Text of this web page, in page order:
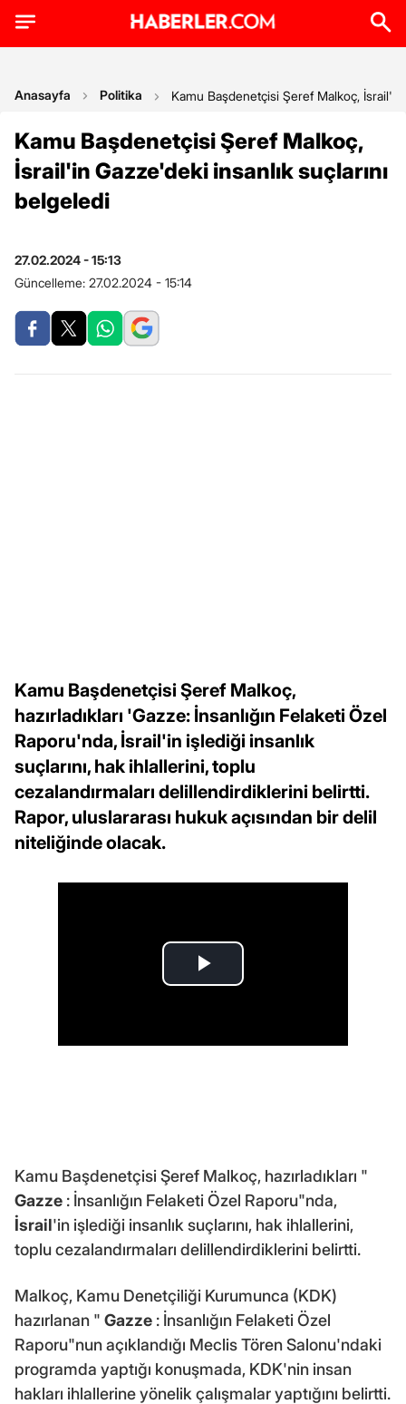
Anasayfa Politika Kamu Başdenetçisi Şeref Malkoç, İsrail'in
Kamu Başdenetçisi Şeref Malkoç,
İsrail'in Gazze'deki insanlık suçlarını
belgeledi
27.02.2024 - 15:13
Güncelleme: 27.02.2024 - 15:14
Kamu Başdenetçisi Şeref Malkoç,
hazırladıkları 'Gazze: İnsanlığın Felaketi Özel
Raporu'nda, İsrail'in işlediği insanlık
suçlarını, hak ihlallerini, toplu
cezalandırmaları delillendirdiklerini belirtti.
Rapor, uluslararası hukuk açısından bir delil
niteliğinde olacak.
Kamu Başdenetçisi Şeref Malkoç, hazırladıkları "
Gazze : İnsanlığın Felaketi Özel Raporu"nda,
İsrail'in işlediği insanlık suçlarını, hak ihlallerini,
toplu cezalandırmaları delillendirdiklerini belirtti.
Malkoç, Kamu Denetçiliği Kurumunca (KDK)
hazırlanan " Gazze : İnsanlığın Felaketi Özel
Raporu"nun açıklandığı Meclis Tören Salonu'ndaki
programda yaptığı konuşmada, KDK'nin insan
hakları ihlallerine yönelik çalışmalar yaptığını belirtti.